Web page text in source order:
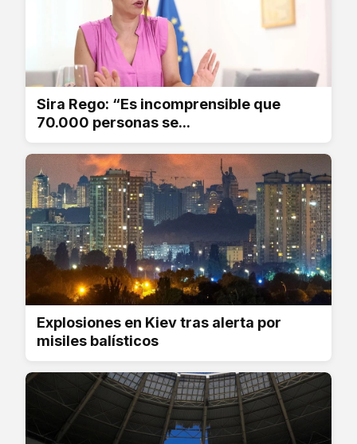
Sira Rego: “Es incomprensible que
70.000 personas se...
Explosiones en Kiev tras alerta por
misiles balísticos